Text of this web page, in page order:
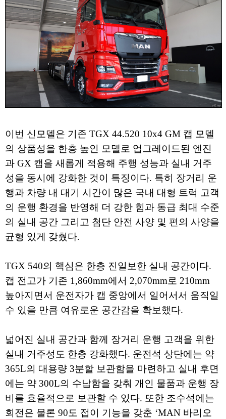
이번 신모델은 기존 TGX 44.520 10x4 GM 캡 모델
의 상품성을 한층 높인 모델로 업그레이드된 엔진
과 GX 캡을 새롭게 적용해 주행 성능과 실내 거주
성을 동시에 강화한 것이 특징이다. 특히 장거리 운
행과 차량 내 대기 시간이 많은 국내 대형 트럭 고객
의 운행 환경을 반영해 더 강한 힘과 동급 최대 수준
의 실내 공간 그리고 첨단 안전 사양 및 편의 사양을
균형 있게 갖췄다.
TGX 540의 핵심은 한층 진일보한 실내 공간이다.
캡 전고가 기존 1,860mm에서 2,070mm로 210mm
높아지면서 운전자가 캡 중앙에서 일어서서 움직일
수 있을 만큼 여유로운 공간감을 확보했다.
넓어진 실내 공간과 함께 장거리 운행 고객을 위한
실내 거주성도 한층 강화했다. 운전석 상단에는 약
365L의 대용량 3분할 보관함을 마련하고 실내 후면
에는 약 300L의 수납함을 갖춰 개인 물품과 운행 장
비를 효율적으로 보관할 수 있다. 또한 조수석에는
회전은 물론 90도 접이 기능을 갖춘 ‘MAN 바리오